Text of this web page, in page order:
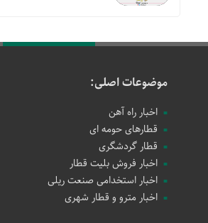
موضوعات اصلی:
اخبار راه آهن
قطارهای حومه ای
قطار گردشگری
اخبار فروش بلیت قطار
اخبار استخدامی صنعت ریلی
اخبار مترو و قطار شهری